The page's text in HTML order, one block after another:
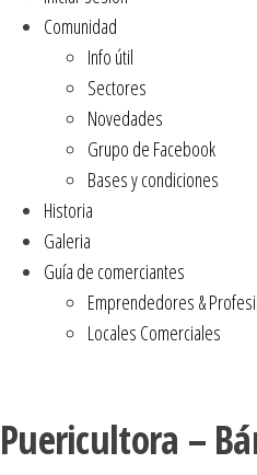
Comunidad
Info útil
Sectores
Novedades
Grupo de Facebook
Bases y condiciones
Historia
Galeria
Guía de comerciantes
Emprendedores &
Locales Comerciales
Puericultora –